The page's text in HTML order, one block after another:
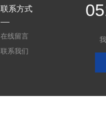
联系方式
在线留言
联系我们